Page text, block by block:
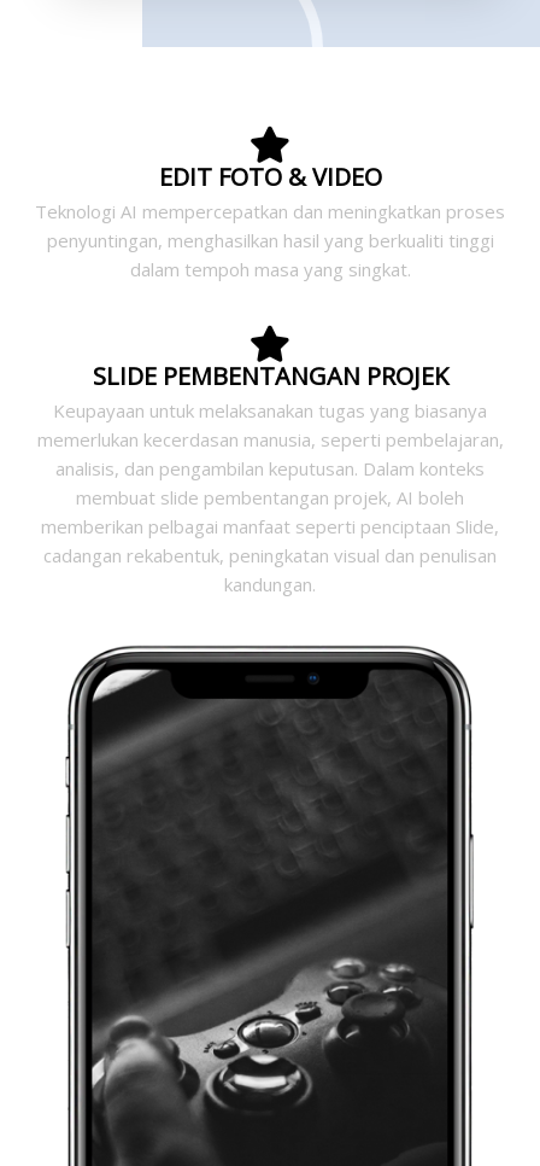
EDIT FOTO & VIDEO
Teknologi AI mempercepatkan dan meningkatkan proses
penyuntingan, menghasilkan hasil yang berkualiti tinggi
dalam tempoh masa yang singkat.
SLIDE PEMBENTANGAN PROJEK
Keupayaan untuk melaksanakan tugas yang biasanya
memerlukan kecerdasan manusia, seperti pembelajaran,
analisis, dan pengambilan keputusan. Dalam konteks
membuat slide pembentangan projek, AI boleh
memberikan pelbagai manfaat seperti penciptaan Slide,
cadangan rekabentuk, peningkatan visual dan penulisan
kandungan.